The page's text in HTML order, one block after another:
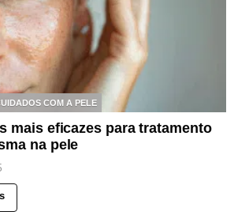
COM A PELE
mais eficazes para tratamento
na pele